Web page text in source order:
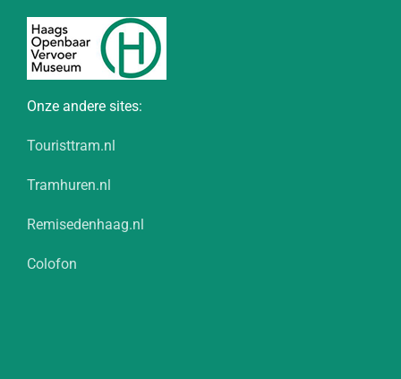
Onze andere sites:
Touristtram.nl
Tramhuren.nl
Remisedenhaag.nl
Colofon